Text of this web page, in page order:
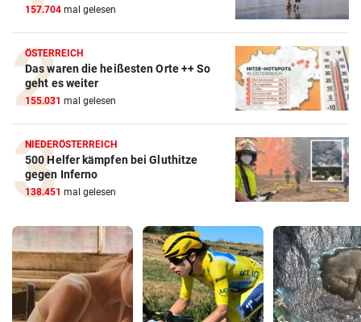
157.704 mal gelesen
ÖSTERREICH
Das waren die heißesten Orte ++ So
geht es weiter
155.031 mal gelesen
NIEDERÖSTERREICH
500 Helfer kämpfen bei Gluthitze
gegen Inferno
138.451 mal gelesen